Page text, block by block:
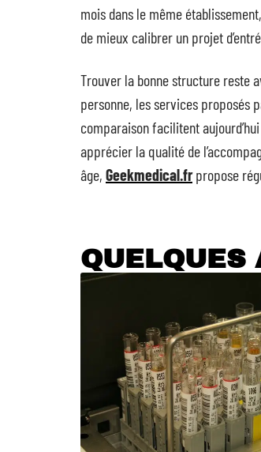
mois dans le même
de mieux calibrer un projet
Trouver la bonne structure reste
personne, les services proposés
comparaison facilitent
apprécier la qualité de
âge, Geekmedical.frpropose
QUELQUES